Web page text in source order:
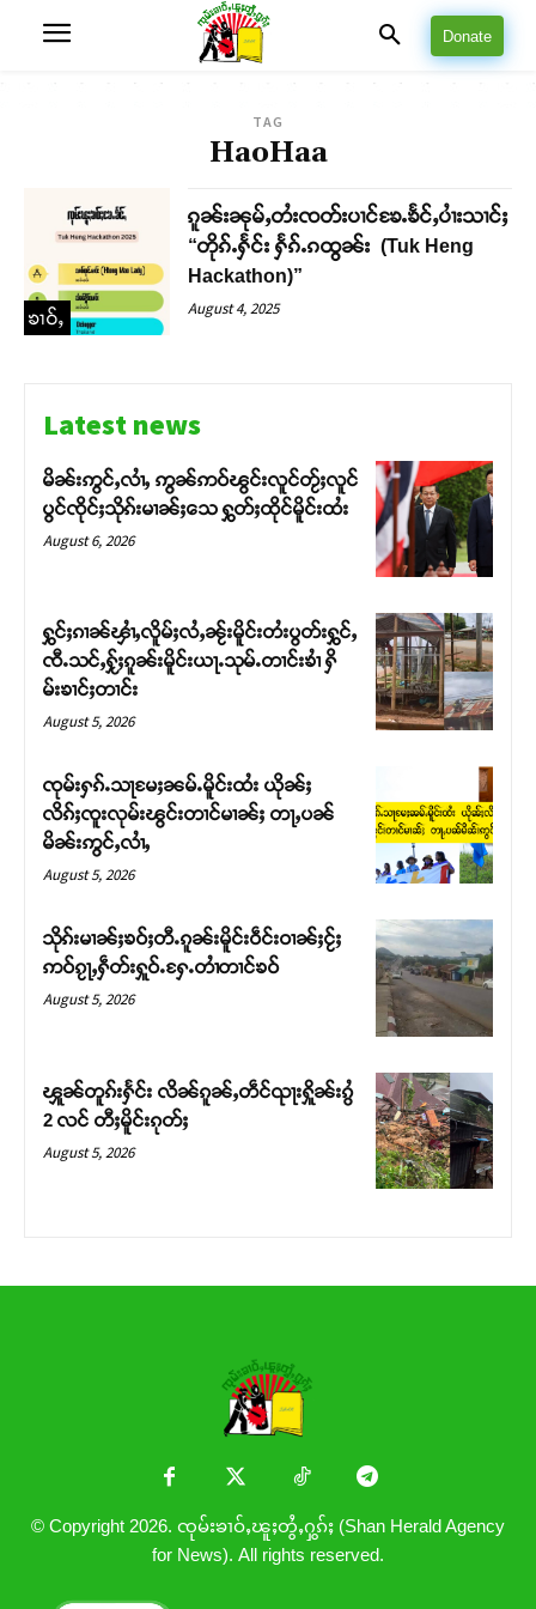
တႃႇႁႂ်ႈသဵင်ၵၢင်ၸႂ်ၵူၼ်းမိူင်း ၵူႈတီႈၵူႈလႅၼ်ပေႃးတေၸွ
တ်ႇ တူဝ်ႈလုမ်ႈၾႃႉၼၼ်ႉ ၶဝ်ႈႁူမ်ႈၵမ်ႉထႅမ် ၸုမ်းၶၢ
ဝ်ႇၽူႈတွႆႇႁွၵ်ႈ လႆႈယူႇၶႃႈဢေႃႈ။
Donate
TAG
HaoHaa
ၶၢဝ်ႇ
ၵူၼ်းၼုမ်ႇတႆးၸတ်းပၢင်ၶႄႉၶႅင်ႇပၢႆးသၢင်ႈ
“တိုၵ်ႉႁႅင်း ႁႅၵ်ႉၵထွၼ်း (Tuk Heng
Hackathon)”
August 4, 2025
Latest news
မိၼ်းဢွင်ႇလၢႆႇ ဢွၼ်ဢဝ်ၽွင်းလူင်တႂ်ႈလူင်
ပွင်ၸိုင်ႈသိုၵ်းမၢၼ်ႈသေ ႁွတ်ႈထိုင်မိူင်းထႆး
August 6, 2026
ႁွင်ႈၵၢၼ်ၾၢႆႇလိူမ်ႈလႆႇၼႂ်းမိူင်းတႆးပွတ်းႁွင်ႇ
ၸီႉသင်ႇႁႂ်ႈၵူၼ်းမိူင်းယႃႉသုမ်ႉတၢင်းၶၢႆ ႁိ
မ်းၶၢင်ႈတၢင်း
August 5, 2026
ၸုမ်းႁၵ်ႉသႃမႄႈၼမ်ႉမိူင်းထႆး ယိုၼ်ႈ
လိၵ်ႈၸူးလုမ်းၽွင်းတၢင်မၢၼ်ႈ တႃႇပၼ်
မိၼ်းဢွင်ႇလၢႆႇ
August 5, 2026
သိုၵ်းမၢၼ်ႈၶဝ်ႈတီႉၵူၼ်းမိူင်းဝဵင်းဝၢၼ်ႈငႂ်ႈ
ဢဝ်ၵႂႃႇႁဵတ်းႁူဝ်ႉႁႄႉတၢႆတၢင်ၶဝ်
August 5, 2026
ၾူၼ်တူၵ်းႁႅင်း လိၼ်ၵူၼ်ႇတဵင်ၺႃးႁိူၼ်းၵွႆ
2 လင် တီႈမိူင်းၵုတ်ႈ
August 5, 2026
© Copyright 2026. ၸုမ်းၶၢဝ်ႇၽူႈတွႆႇႁွၵ်ႈ (Shan Herald Agency
for News). All rights reserved.